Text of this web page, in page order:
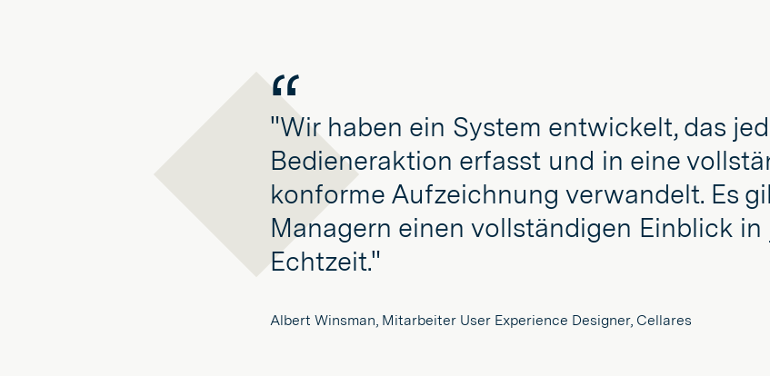
"Wir haben ein System entwickelt, das
Bedieneraktion erfasst und in eine
konforme Aufzeichnung verwandelt. Es
Managern einen vollständigen Einblick in
Echtzeit."
Albert Winsman, Mitarbeiter User Experience Designer, Cellares